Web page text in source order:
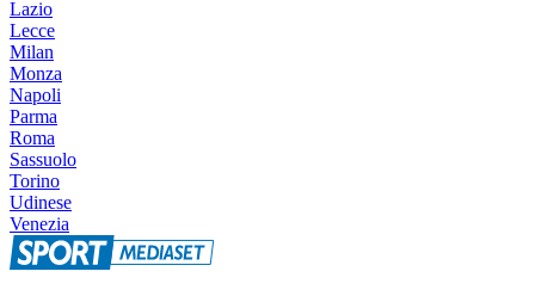
Lazio
Lecce
Milan
Monza
Napoli
Parma
Roma
Sassuolo
Torino
Udinese
Venezia